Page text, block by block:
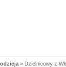
» Dzielnicowy z